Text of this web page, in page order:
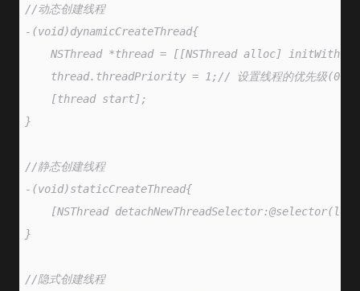
//动态创建线程
-(void)dynamicCreateThread{
NSThread *thread = [[NSThread alloc]
thread.threadPriority = 1;// 设置线程的优先级(0.0
    [thread start];
}
//静态创建线程
-(void)staticCreateThread{
[NSThread
}
//隐式创建线程